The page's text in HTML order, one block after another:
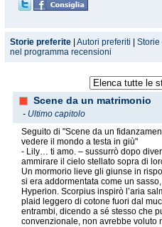
Storie preferite Autori preferiti Storie
nel programma recensioni
Scene da un matrimonio
- Ultimo capitolo
Seguito di "Scene da un
vedere il mondo a testa in giù"
- Lily… ti amo. – sussurrò dopo
ammirare il cielo stellato sopra di
Un mormorio lieve gli giunse in
si era addormentata come un
Hyperion. Scorpius inspirò l’aria
plaid leggero di cotone fuori dal
entrambi, dicendo a sé stesso che
convenzionale, non avrebbe voluto